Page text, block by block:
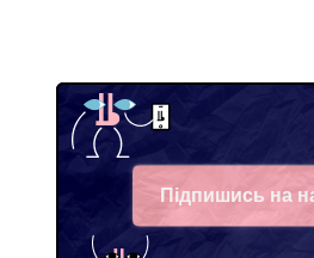
Підпишись на
Telegram